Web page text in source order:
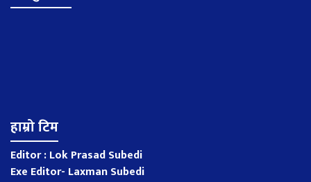
हाम्रो टिम
Editor : Lok Prasad Subedi
Exe Editor- Laxman Subedi